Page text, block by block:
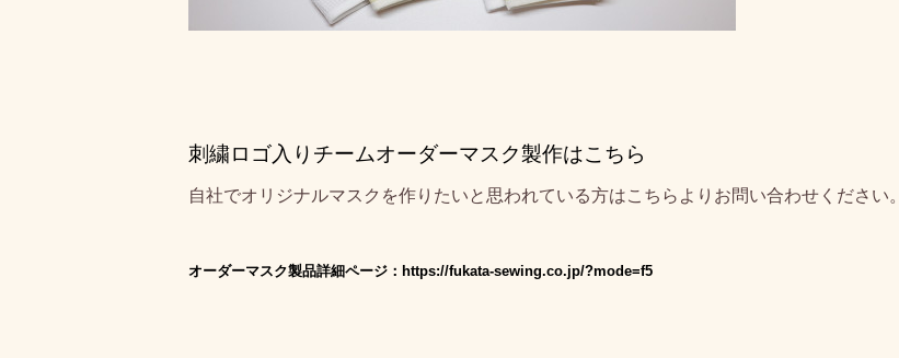
刺繍ロゴ入りチームオーダーマスク製作はこちら
自社でオリジナルマスクを作りたいと思われている方はこちらよりお問い合わせください。
オーダーマスク製品詳細ページ：https://fukata-sewing.co.jp/?mode=f5